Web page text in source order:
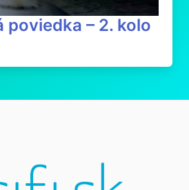
poviedka – 2. kolo